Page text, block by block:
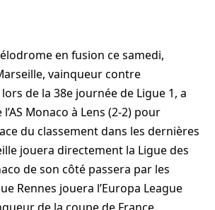
en fusion ce samedi,
vainqueur contre
de la 38e journée de Ligue 1, a
Monaco à Lens (2-2) pour
du classement dans les dernières
jouera directement la Ligue des
de son côté passera par les
Rennes jouera l’Europa League